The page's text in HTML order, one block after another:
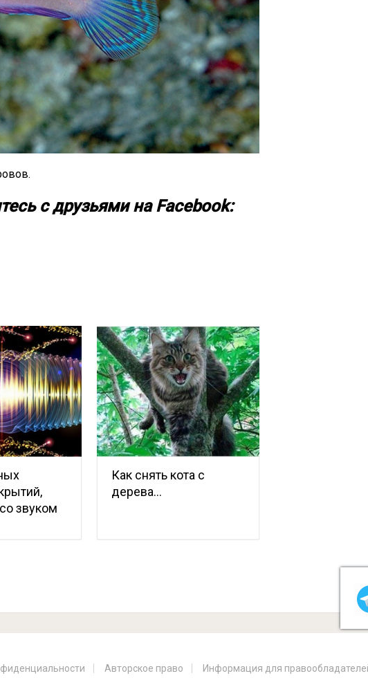
с друзьями на Facebook:
звуком
Как снять кота с
дерева…
Авторское право Информация для